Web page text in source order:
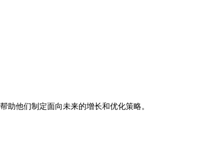
助他们制定面向未来的增长和优化策略。